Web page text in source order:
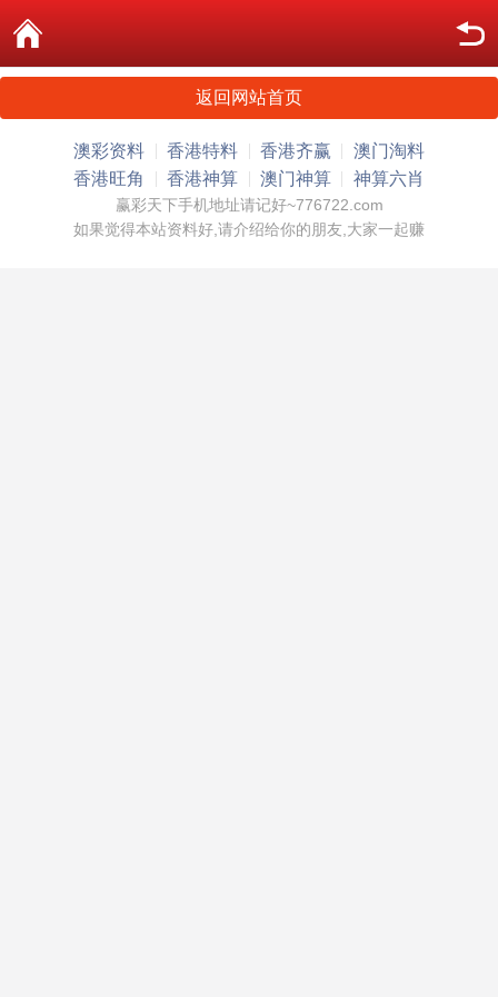
返回网站首页
澳彩资料 香港特料 香港齐赢
澳门淘料
香港旺角
香港神算 澳门神算 神算六肖
赢彩天下手机地址请记好~776722.com
如果觉得本站资料好,请介绍给你的朋友,大家一起赚